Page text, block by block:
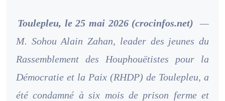
Toulepleu, le 25 mai 2026 (crocinfos.net)
—
M. Sohou Alain Zahan, leader des jeunes du
Rassemblement des Houphouëtistes pour la
Démocratie et la Paix (RHDP) de Toulepleu, a
été condamné à six mois de prison ferme et